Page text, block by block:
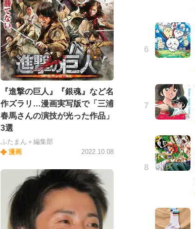
『進撃の巨人』『銀魂』など名
作ズラリ…漫画実写版で「三浦
春馬さんの演技が光った作品」
3選
ふたまん＋編集部
漫画
2022.10.08